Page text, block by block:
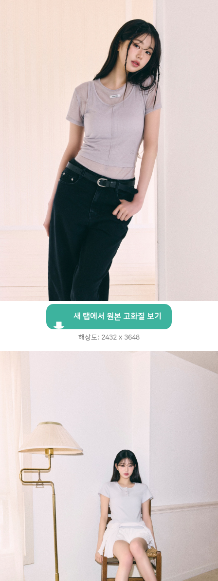
새 탭에서 원본 고화질 보기
해상도: 2432 x 3648